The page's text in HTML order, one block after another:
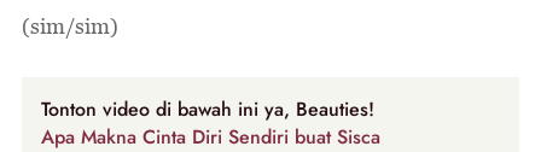
(sim/sim)
Tonton video di bawah ini ya, Beauties!
Apa Makna Cinta Diri Sendiri buat Sisca